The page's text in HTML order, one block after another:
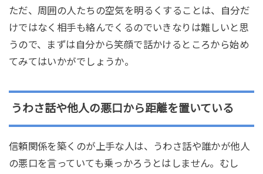
ただ、周囲の人たちの空気を明るくすることは、自分だ
けではなく相手も絡んでくるのでいきなりは難しいと思
うので、まずは自分から笑顔で話かけるところから始め
てみてはいかがでしょうか。
うわさ話や他人の悪口から距離を置いている
信頼関係を築くのが上手な人は、うわさ話や誰かが他人
の悪口を言っていても乗っかろうとはしません。むし